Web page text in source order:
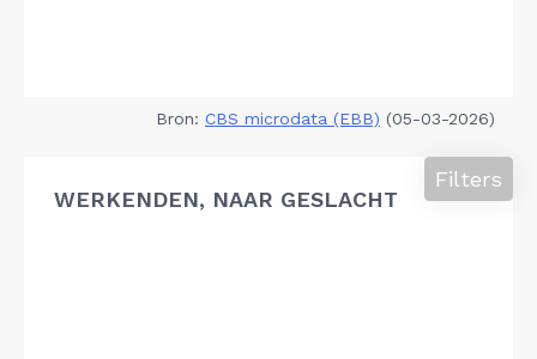
Bron: CBS microdata (EBB) (05-03-2026)
WERKENDEN, NAAR GESLACHT
Filters